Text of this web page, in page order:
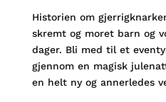
Historien om
skremt og moret barn og
dager. Bli med til et
gjennom en magisk
en helt ny og annerledes